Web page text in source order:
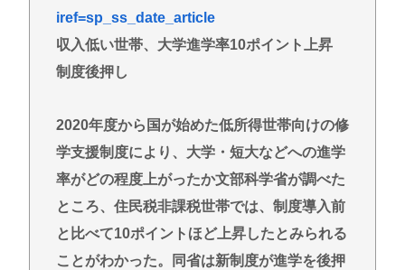
【悲報】米農家「もう無理です…」。過去最大の在
庫を抱える状態で新米収穫。新米価格安すぎて赤字
カー…「純愛」と「恐怖」の声
ラーメン二郎「もう食わない？ さっきは食べれるっ
て言ったじゃねーか！」（ヽ´ん`）「」 反論できる？
昔のおまいら「マクドはクソ！モスバーガー最高
や！」👈この風潮はもう無くなった？
現在ヤフコメ時速ランキング1位の記事がこれ。どう
iref=sp_ss_date_article
収入低い世帯、大学進学率10ポイント上昇
制度後押し
2020年度から国が始めた低所得世帯向けの修
学支援制度により、大学・短大などへの進学
率がどの程度上がったか文部科学省が調べた
ところ、住民税非課税世帯では、制度導入前
と比べて10ポイントほど上昇したとみられる
ことがわかった。同省は新制度が進学を後押